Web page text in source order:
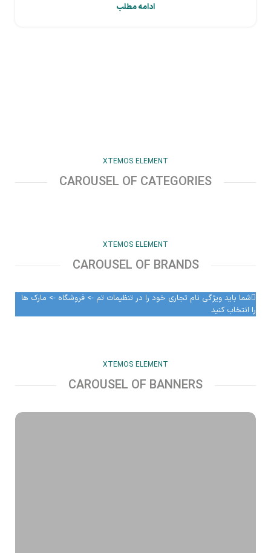
ادامه مطلب
XTEMOS ELEMENT
CAROUSEL OF CATEGORIES
XTEMOS ELEMENT
CAROUSEL OF BRANDS
شما باید ویژگی نام تجاری خود را در تنظیمات تم -> فروشگاه -> مارک ها
را انتخاب کنید
XTEMOS ELEMENT
CAROUSEL OF BANNERS